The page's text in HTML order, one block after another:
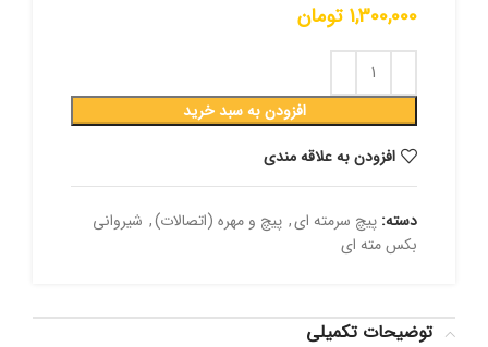
1,300,000 تومان
افزودن به سبد خرید
افزودن به علاقه مندی
دسته: پیچ سرمته ای, پیچ و مهره (اتصالات), شیروانی
بکس مته ای
توضیحات تکمیلی